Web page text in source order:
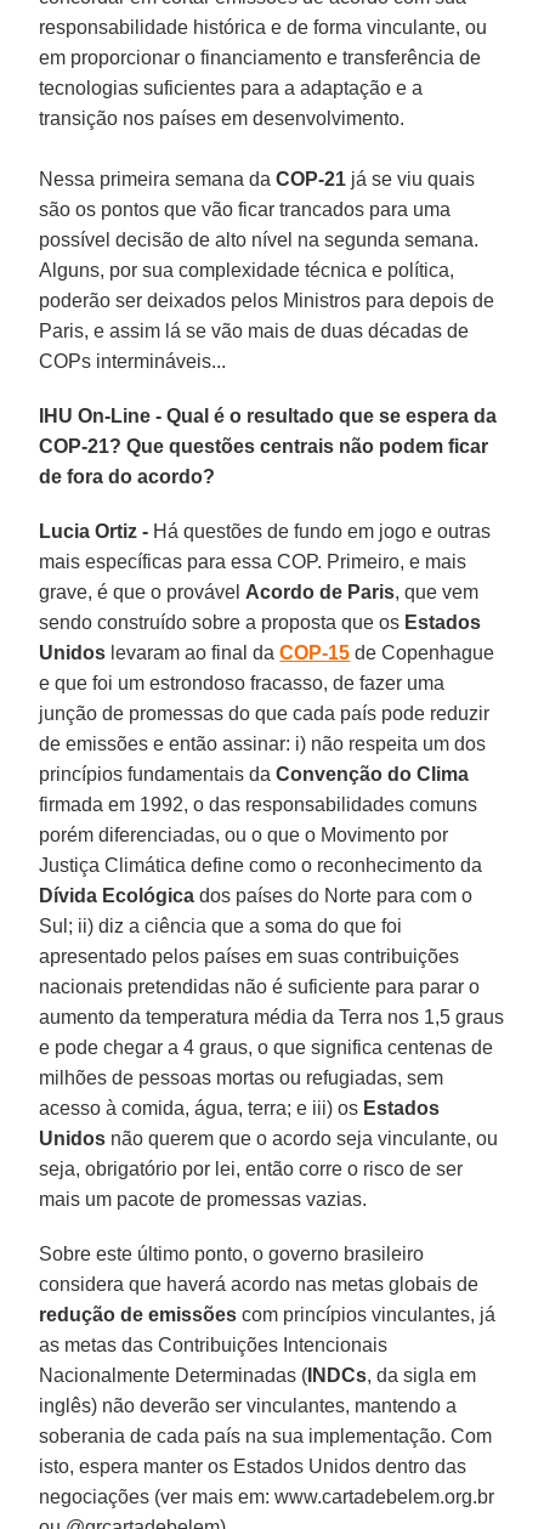
responsabilidade histórica e de forma vinculante, ou
em proporcionar o financiamento e transferência de
tecnologias suficientes para a adaptação e a
transição nos países em desenvolvimento.
Nessa primeira semana daCOP-21 já se viu quais
são os pontos que vão ficar trancados para uma
possível decisão de alto nível na segunda semana.
Alguns, por sua complexidade técnica e política,
poderão ser deixados pelos Ministros para depois de
Paris, e assim lá se vão mais de duas décadas de
COPs intermináveis...
IHU On-Line - Qual é o resultado que se espera da
COP-21? Que questões centrais não podem ficar
de fora do acordo?
Lucia Ortiz - Há questões de fundo em jogo e outras
mais específicas para essa COP. Primeiro, e mais
grave, é que o provável Acordo de Paris, que vem
sendo construído sobre a proposta que os Estados
Unidos levaram ao final daCOP-15 de Copenhague
e que foi um estrondoso fracasso, de fazer uma
junção de promessas do que cada país pode reduzir
de emissões e então assinar: i) não respeita um dos
princípios fundamentais daConvenção do Clima
firmada em 1992, o das responsabilidades comuns
porém diferenciadas, ou o que o Movimento por
Justiça Climática define como o reconhecimento da
Dívida Ecológica dos países do Norte para com o
Sul; ii) diz a ciência que a soma do que foi
apresentado pelos países em suas contribuições
nacionais pretendidas não é suficiente para parar o
aumento da temperatura média da Terra nos 1,5 graus
e pode chegar a 4 graus, o que significa centenas de
milhões de pessoas mortas ou refugiadas, sem
acesso à comida, água, terra; e iii) os Estados
Unidos não querem que o acordo seja vinculante, ou
seja, obrigatório por lei, então corre o risco de ser
mais um pacote de promessas vazias.
Sobre este último ponto, o governo brasileiro
considera que haverá acordo nas metas globais de
redução de emissões com princípios vinculantes, já
as metas das Contribuições Intencionais
Nacionalmente Determinadas ( INDCs, da sigla em
inglês) não deverão ser vinculantes, mantendo a
soberania de cada país na sua implementação. Com
isto, espera manter os Estados Unidos dentro das
negociações (ver mais em: www.cartadebelem.org.br